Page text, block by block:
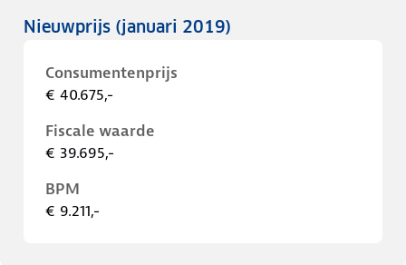
Nieuwprijs (januari 2019)
Consumentenprijs
€ 40.675,-
Fiscale waarde
€ 39.695,-
BPM
€ 9.211,-